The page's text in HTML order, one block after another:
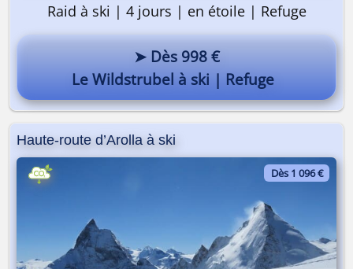
Raid à ski | 4 jours | en étoile | Refuge
➤ Dès 998 €
Le Wildstrubel à ski | Refuge
Haute-route d’Arolla à ski
Dès 1 096 €